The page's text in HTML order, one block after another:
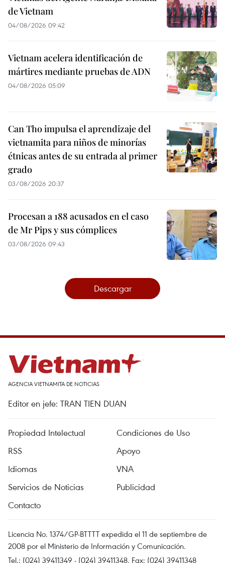
de Vietnam
04/08/2026 09:42
Vietnam acelera identificación de
mártires mediante pruebas de ADN
04/08/2026 05:09
Can Tho impulsa el aprendizaje del
vietnamita para niños de minorías
étnicas antes de su entrada al primer
grado
03/08/2026 20:37
Procesan a 188 acusados en el caso
de Mr Pips y sus cómplices
03/08/2026 09:43
Descargar
AGENCIA VIETNAMITA DE NOTICIAS
Editor en jefe: TRAN TIEN DUAN
Propiedad Intelectual
Condiciones de Uso
RSS
Apoyo
Idiomas
VNA
Servicios de Noticias
Publicidad
Contacto
Licencia No. 1374/GP-BTTTT expedida el 11 de septiembre de
2008 por el Ministerio de Información y Comunicación.
Tel.: (024) 39411349 - (024) 39411348, Fax: (024) 39411348